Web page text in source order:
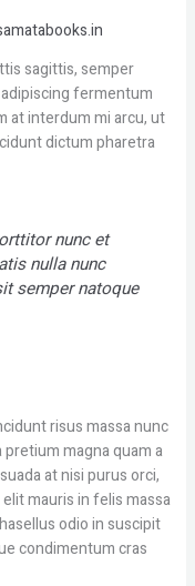
sagittis, semper
fermentum
at interdum mi arcu, ut
dictum pharetra
nunc et
nulla nunc
semper natoque
risus massa nunc
magna quam a
at nisi purus orci,
mauris in felis massa
odio in suscipit
condimentum cras